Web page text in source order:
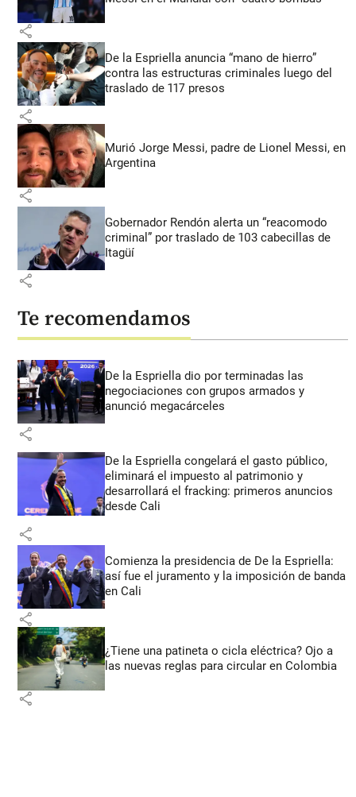
share
De la Espriella anuncia “mano de hierro”
contra las estructuras criminales luego del
traslado de 117 presos
share
Murió Jorge Messi, padre de Lionel Messi, en
Argentina
share
Gobernador Rendón alerta un “reacomodo
criminal” por traslado de 103 cabecillas de
Itagüí
share
Te recomendamos
De la Espriella dio por terminadas las
negociaciones con grupos armados y
anunció megacárceles
share
De la Espriella congelará el gasto público,
eliminará el impuesto al patrimonio y
desarrollará el fracking: primeros anuncios
desde Cali
share
Comienza la presidencia de De la Espriella:
así fue el juramento y la imposición de banda
en Cali
share
¿Tiene una patineta o cicla eléctrica? Ojo a
las nuevas reglas para circular en Colombia
share